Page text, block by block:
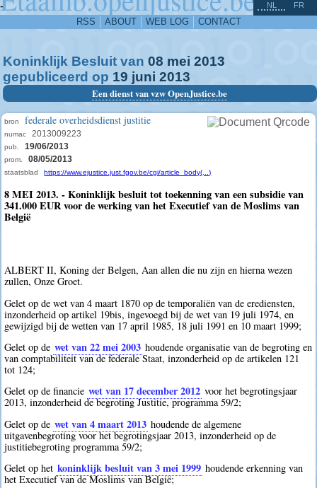
-
RSS ABOUT WEB LOG CONTACT
NL FR
Koninklijk Besluit van 08 mei 2013
gepubliceerd op 19 juni 2013
Een dienst van vzw OpenJustice.be
bron federale overheidsdienst justitie
numac 2013009223
pub. 19/06/2013
prom. 08/05/2013
staatsblad https://www.ejustice.just.fgov.be/cgi/article_body(...)
8 MEI 2013. - Koninklijk besluit tot toekenning van een subsidie van
341.000 EUR voor de werking van het Executief van de Moslims van
België
ALBERT II, Koning der Belgen, Aan allen die nu zijn en hierna wezen
zullen, Onze Groet.
Gelet op de wet van 4 maart 1870 op de temporaliën van de erediensten,
inzonderheid op artikel 19bis, ingevoegd bij de wet van 19 juli 1974, en
gewijzigd bij de wetten van 17 april 1985, 18 juli 1991 en 10 maart 1999;
Gelet op de wet van 22 mei 2003 houdende organisatie van de begroting en
van comptabiliteit van de federale Staat, inzonderheid op de artikelen 121
tot 124;
Gelet op de financie wet van 17 december 2012 voor het begrotingsjaar
2013, inzonderheid de begroting Justitie, programma 59/2;
Gelet op de wet van 4 maart 2013 houdende de algemene
uitgavenbegroting voor het begrotingsjaar 2013, inzonderheid op de
justitiebegroting programma 59/2;
Gelet op het koninklijk besluit van 3 mei 1999 houdende erkenning van
het Executief van de Moslims van België;
^